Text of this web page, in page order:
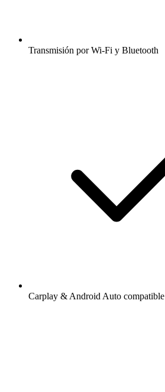
Transmisión por Wi-Fi y Bluetooth
Carplay & Android Auto compatible